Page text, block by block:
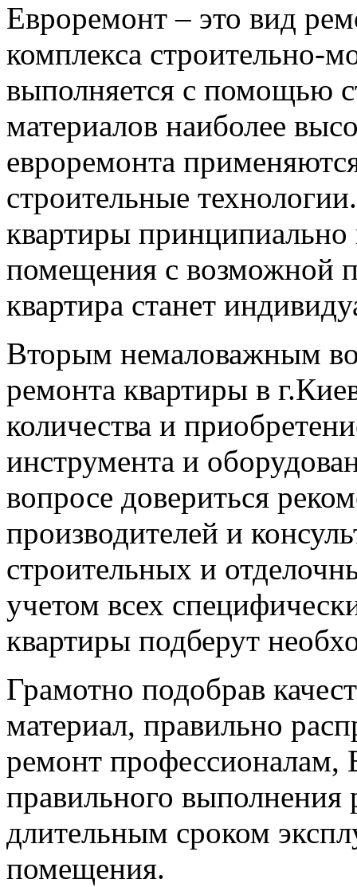
Евроремонт – это вид
комплекса строительно-
выполняется с помощью
материалов наиболее
евроремонта
строительные
квартиры принципиально
помещения с возможной
квартира станет
Вторым немаловажным
ремонта квартиры в
количества и
инструмента и
вопросе довериться
производителей и
строительных и
учетом всех
квартиры подберут
Грамотно подобрав
материал, правильно
ремонт профессионалам,
правильного выполнения
длительным сроком
помещения.